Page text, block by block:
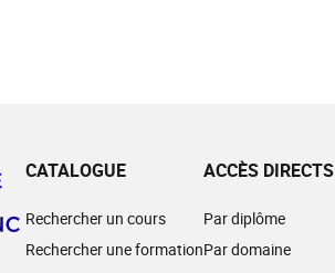
CATALOGUE
Rechercher un cours
Rechercher une formation
ACCÈS DIRECTS
Par diplôme
Par domaine